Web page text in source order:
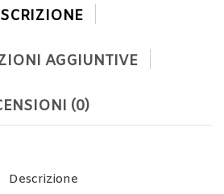
AGGIUNTIVE
(0)
Descrizione